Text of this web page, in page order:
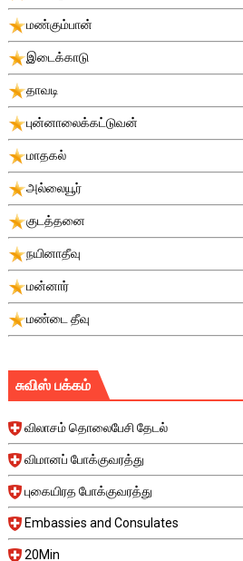
மண்கும்பான்
இடைக்காடு
தாவடி
புன்னாலைக்கட்டுவன்
மாதகல்
அல்லையூர்
குடத்தனை
நயினாதீவு
மன்னார்
மண்டை தீவு
சுவிஸ் பக்கம்
விலாசம் தொலைபேசி தேடல்
விமானப் போக்குவரத்து
புகையிரத போக்குவரத்து
Embassies and Consulates
20Min